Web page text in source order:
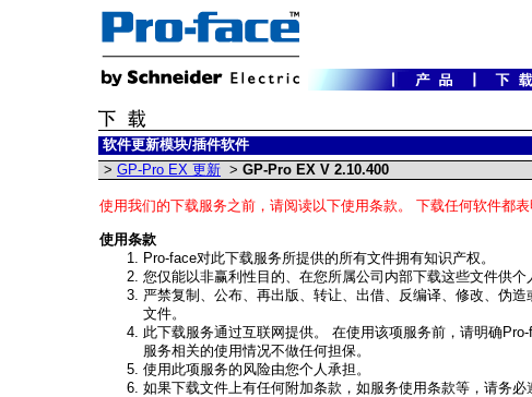
软件更新模块/插件软件
> GP-Pro EX 更新 > GP-Pro EX V 2.10.400
使用我们的下载服务之前，请阅读以下使用条款。 下载任何软件都表
使用条款
Pro-face对此下载服务所提供的所有文件拥有知识产权。
您仅能以非赢利性目的、在您所属公司内部下载这些文件供个
严禁复制、公布、再出版、转让、出借、反编译、修改、伪
文件。
此下载服务通过互联网提供。 在使用该项服务前，请明确
服务相关的使用情况不做任何担保。
使用此项服务的风险由您个人承担。
如果下载文件上有任何附加条款，如服务使用条款等，请务必